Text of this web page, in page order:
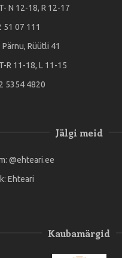
N 12-18, R 12-17
51 07 111
Rüütli 41
R 11-18, L 11-15
5354 4820
Jälgi meid
@ehteari.ee
Ehteari
Kaubamärgid